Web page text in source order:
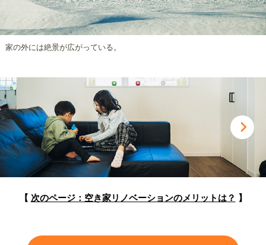
家の外には絶景が広がっている。
【 次のページ：空き家リノベーションのメリットは？ 】